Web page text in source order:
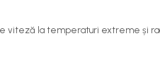
viteză la temperaturi extreme și